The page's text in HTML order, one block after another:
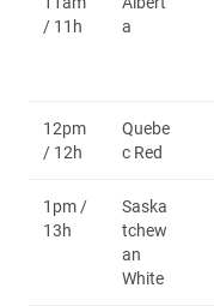
/ 11h
a
12pm
/ 12h
Quebe
c Red
1pm /
13h
Saska
tchew
an
White